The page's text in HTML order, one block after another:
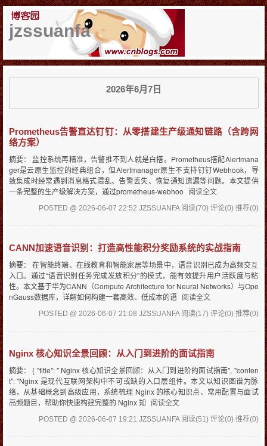
jzssuanfa
2026年6月7日
Prometheus告警直达钉钉：从零搭建生产级通知链路（含跨网
络方案）
摘要： 监控系统再精准，告警推不到人就是白搭。Prometheus搭配Alertmana
ger是云原生监控的经典组合，但Alertmanager原生不支持钉钉Webhook，导
致集成时经常遇到消息格式混乱、告警丢失、恢复通知遗漏等问题。本文提供
一条完整的生产级解决方案，通过prometheus-webhoo 阅读全文
POSTED @ 2026-06-07 22:52 JZSSUANFA 阅读(70) 评论(0) 推荐(0)
CANN加速语音识别：打造高性能积分奖励系统的实战指南
摘要： 在智能终端、在线教育和智能家居等场景中，语音识别已成为高频交互
入口。通过“语音识别任务完成发放积分”的模式，能有效提升用户活跃度与粘
性。本文基于华为CANN（Compute Architecture for Neural Networks）与Ope
nGauss数据库，详解如何构建一套高效、低成本的语 阅读全文
POSTED @ 2026-06-07 21:08 JZSSUANFA 阅读(17) 评论(0) 推荐(0)
Nginx 核心知识全景回顾：从入门到进阶的面试指南
摘要： { "title": " Nginx 核心知识全景回顾：从入门到进阶的面试指南", "conten
t": "Nginx 是现代互联网架构中不可或缺的入口层组件。本文以知识图谱为脉
络，从基础概念到高级应用，系统梳理 Nginx 的核心知识点、常用配置与面试
高频题目，帮助你快速构建完整的 Nginx 知 阅读全文
POSTED @ 2026-06-07 19:21 JZSSUANFA 阅读(51) 评论(0) 推荐(0)